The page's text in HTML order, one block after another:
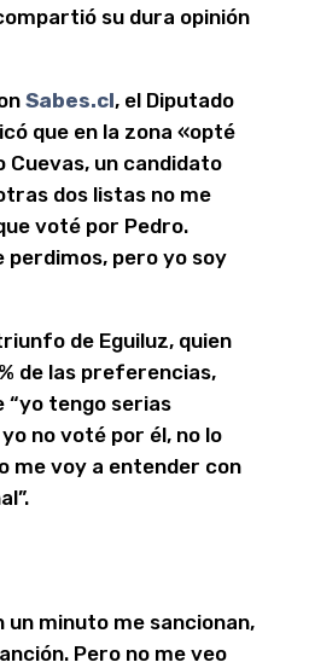
su dura opinión
Sabes.cl, el Diputado
que en la zona «opté
Cuevas, un candidato
dos listas no me
voté por Pedro.
perdimos, pero yo soy
de Eguiluz, quien
de las preferencias,
“yo tengo serias
no voté por él, no lo
me voy a entender con
un minuto me sancionan,
Pero no me veo